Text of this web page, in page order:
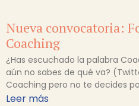
Nueva convocatoria:
Coaching
¿Has escuchado la palabra
aún no sabes de qué va?
Coaching pero no te decides
Leer más